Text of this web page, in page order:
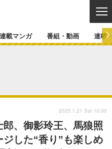
マンガ
イベント
カバー
連載一覧
ラジオ
連載マンガ 番組・動画 連載
郎、御影玲王、馬狼照
した“香り”も楽しめ
2023.1.21 Sat 10:00